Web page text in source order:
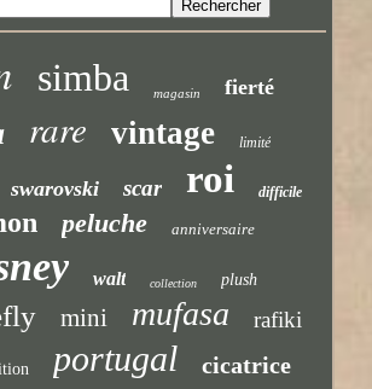
simba magasin fierté
rare vintage limité
swarovski scar roi difficile
peluche anniversaire
walt collection plush
mini mufasa rafiki
portugal cicatrice